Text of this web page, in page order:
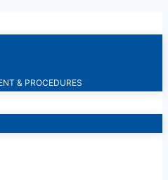
& PROCEDURES